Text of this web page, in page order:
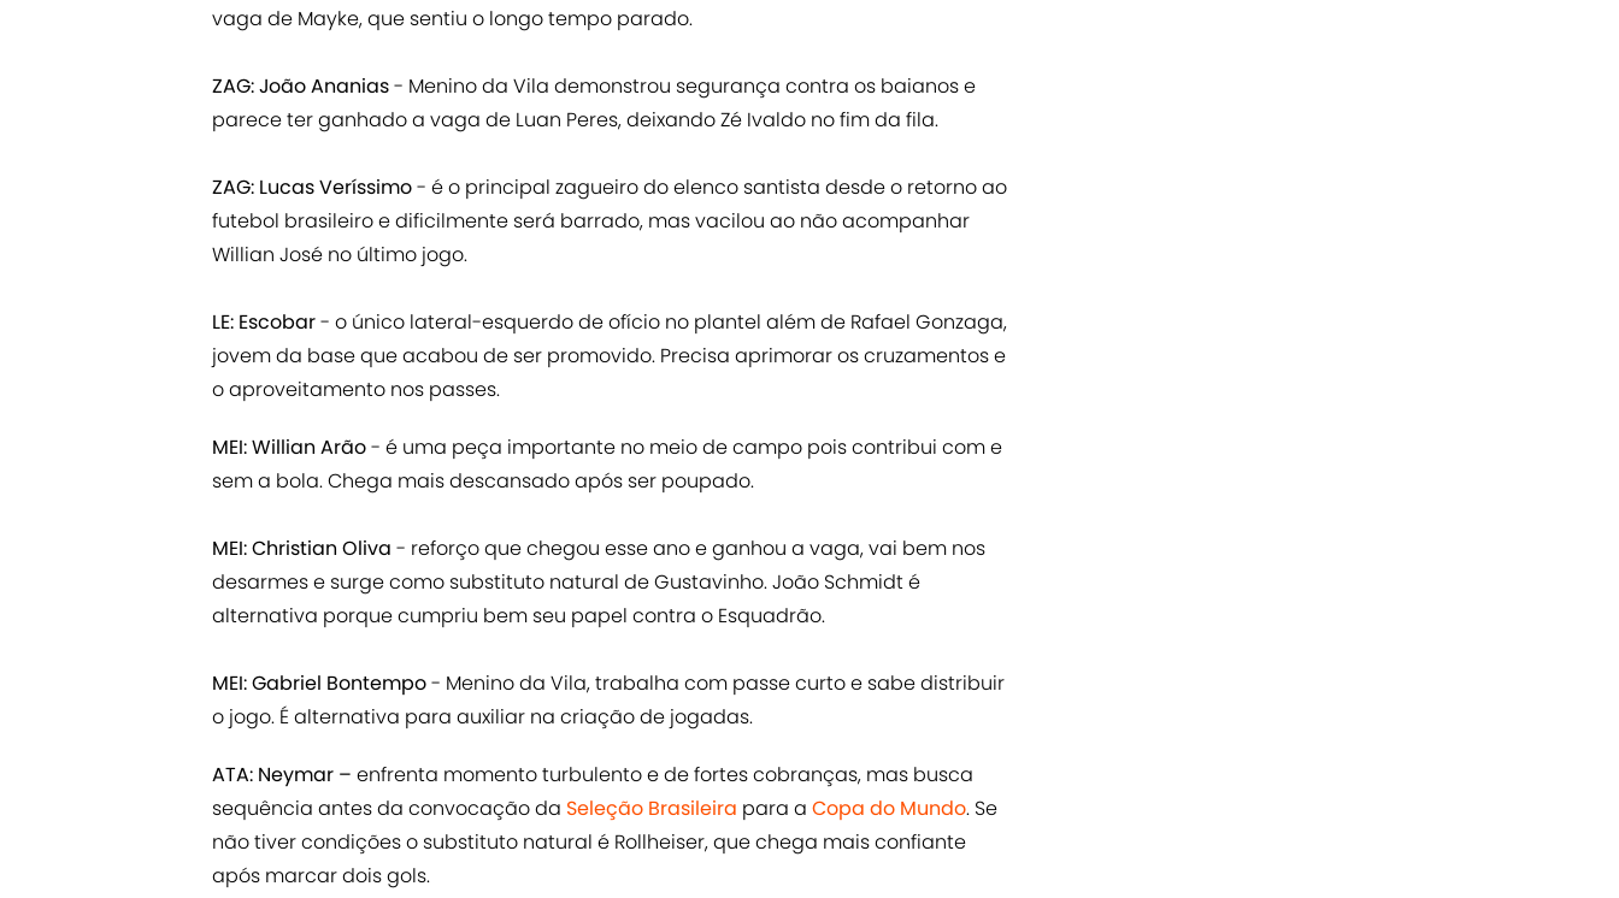
vaga de Mayke, que sentiu o longo tempo parado.
ZAG: João Ananias- Menino da Vila demonstrou segurança contra os baianos e
parece ter ganhado a vaga de Luan Peres, deixando Zé Ivaldo no fim da fila.
ZAG: Lucas Veríssimo- é o principal zagueiro do elenco santista desde o retorno ao
futebol brasileiro e dificilmente será barrado, mas vacilou ao não acompanhar
Willian José no último jogo.
LE: Escobar- o único lateral-esquerdo de ofício no plantel além de Rafael Gonzaga,
jovem da base que acabou de ser promovido. Precisa aprimorar os cruzamentos e
o aproveitamento nos passes.
MEI: Willian Arão- é uma peça importante no meio de campo pois contribui com e
sem a bola. Chega mais descansado após ser poupado.
MEI: Christian Oliva - reforço que chegou esse ano e ganhou a vaga, vai bem nos
desarmes e surge como substituto natural de Gustavinho. João Schmidt é
alternativa porque cumpriu bem seu papel contra o Esquadrão.
MEI: Gabriel Bontempo- Menino da Vila, trabalha com passe curto e sabe distribuir
o jogo. É alternativa para auxiliar na criação de jogadas.
ATA: Neymar – enfrenta momento turbulento e de fortes cobranças, mas busca
sequência antes da convocação da Seleção Brasileira para a Copa do Mundo. Se
não tiver condições o substituto natural é Rollheiser, que chega mais confiante
após marcar dois gols.